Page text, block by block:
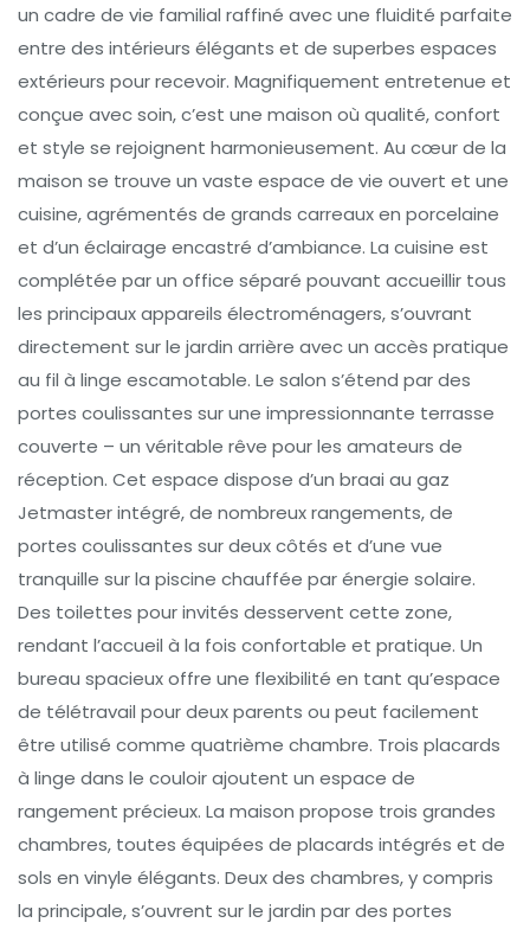
un cadre de vie familial raffiné avec une fluidité parfaite
entre des intérieurs élégants et de superbes espaces
extérieurs pour recevoir. Magnifiquement entretenue et
conçue avec soin, c’est une maison où qualité, confort
et style se rejoignent harmonieusement. Au cœur de la
maison se trouve un vaste espace de vie ouvert et une
cuisine, agrémentés de grands carreaux en porcelaine
et d’un éclairage encastré d’ambiance. La cuisine est
complétée par un office séparé pouvant accueillir tous
les principaux appareils électroménagers, s’ouvrant
directement sur le jardin arrière avec un accès pratique
au fil à linge escamotable. Le salon s’étend par des
portes coulissantes sur une impressionnante terrasse
couverte – un véritable rêve pour les amateurs de
réception. Cet espace dispose d’un braai au gaz
Jetmaster intégré, de nombreux rangements, de
portes coulissantes sur deux côtés et d’une vue
tranquille sur la piscine chauffée par énergie solaire.
Des toilettes pour invités desservent cette zone,
rendant l’accueil à la fois confortable et pratique. Un
bureau spacieux offre une flexibilité en tant qu’espace
de télétravail pour deux parents ou peut facilement
être utilisé comme quatrième chambre. Trois placards
à linge dans le couloir ajoutent un espace de
rangement précieux. La maison propose trois grandes
chambres, toutes équipées de placards intégrés et de
sols en vinyle élégants. Deux des chambres, y compris
la principale, s’ouvrent sur le jardin par des portes